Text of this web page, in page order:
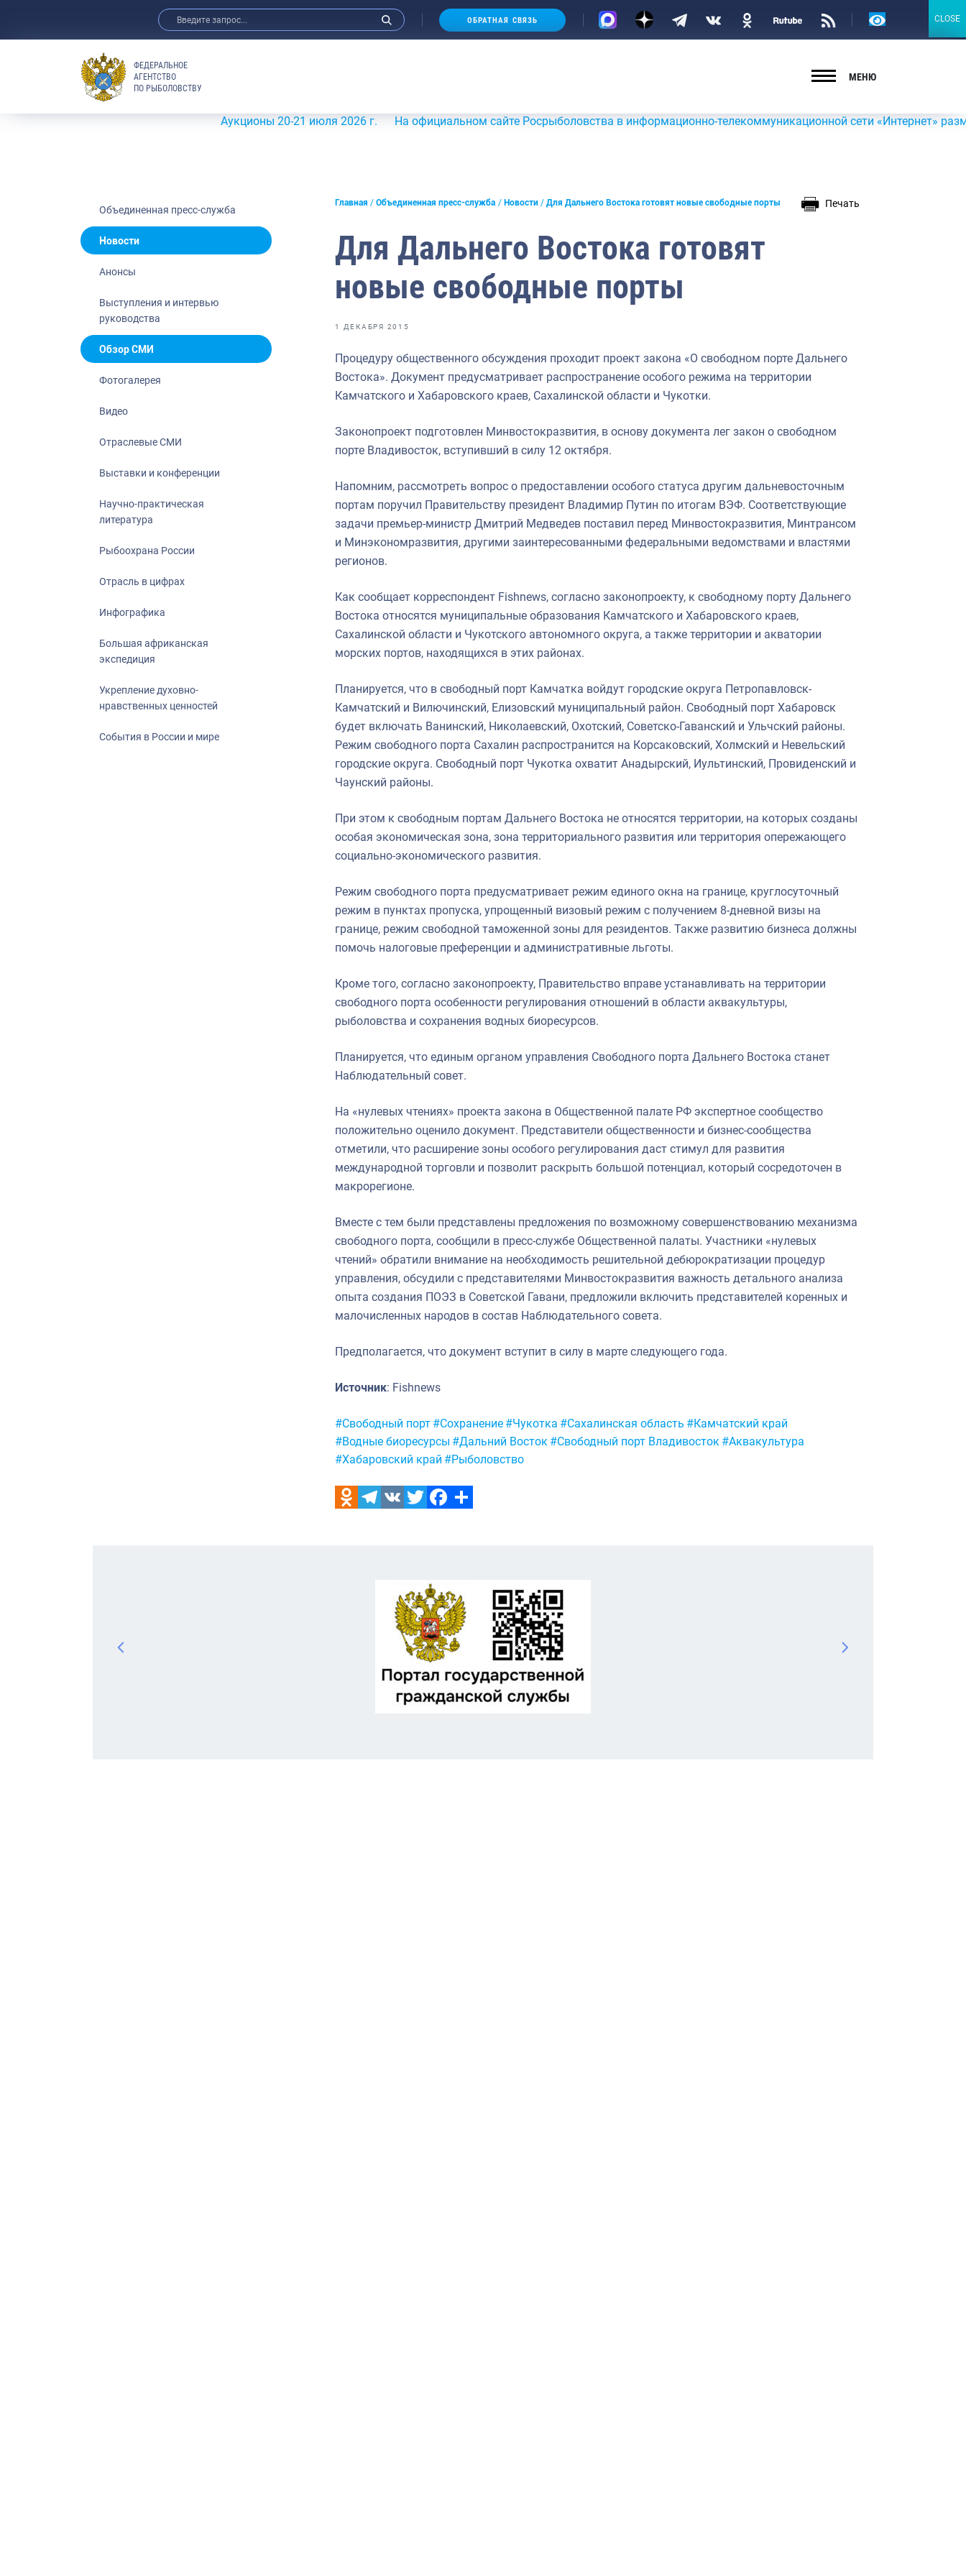
Анонсы
Отраслевые СМИ
Выставки и конференции
Рыбоохрана России
Отрасль в цифрах
Инфографика
Укрепление духовно-нравственных
События в России и мире
ОБРАТНАЯ СВЯЗЬ
Версия
ФЕДЕРАЛЬНОЕ
АГЕНТСТВО
ПО РЫБОЛОВСТВУ
МЕНЮ
Аукционы 20-21 июля 2026 г. На официальном сайте Росрыболовства в информационно-телекоммуникационной сети «Интернет» размещена
Объединенная пресс-служба
Новости
Анонсы
Выступления и интервью
руководства
Обзор СМИ
Фотогалерея
Видео
Отраслевые СМИ
Выставки и конференции
Научно-практическая
литература
Рыбоохрана России
Отрасль в цифрах
Инфографика
Большая африканская
экспедиция
Укрепление духовно-
нравственных ценностей
События в России и мире
Главная Объединенная пресс-служба Новости Для Дальнего Востока готовят новые свободные порты Печать
Для Дальнего Востока готовят
новые свободные порты
1 ДЕКАБРЯ 2015
Процедуру общественного обсуждения проходит проект закона «О свободном порте Дальнего
Востока». Документ предусматривает распространение особого режима на территории
Камчатского и Хабаровского краев, Сахалинской области и Чукотки.
Законопроект подготовлен Минвостокразвития, в основу документа лег закон о свободном
порте Владивосток, вступивший в силу 12 октября.
Напомним, рассмотреть вопрос о предоставлении особого статуса другим дальневосточным
портам поручил Правительству президент Владимир Путин по итогам ВЭФ. Соответствующие
задачи премьер-министр Дмитрий Медведев поставил перед Минвостокразвития, Минтрансом
и Минэкономразвития, другими заинтересованными федеральными ведомствами и властями
регионов.
Как сообщает корреспондент Fishnews, согласно законопроекту, к свободному порту Дальнего
Востока относятся муниципальные образования Камчатского и Хабаровского краев,
Сахалинской области и Чукотского автономного округа, а также территории и акватории
морских портов, находящихся в этих районах.
Планируется, что в свободный порт Камчатка войдут городские округа Петропавловск-
Камчатский и Вилючинский, Елизовский муниципальный район. Свободный порт Хабаровск
будет включать Ванинский, Николаевский, Охотский, Советско-Гаванский и Ульчский районы.
Режим свободного порта Сахалин распространится на Корсаковский, Холмский и Невельский
городские округа. Свободный порт Чукотка охватит Анадырский, Иультинский, Провиденский и
Чаунский районы.
При этом к свободным портам Дальнего Востока не относятся территории, на которых созданы
особая экономическая зона, зона территориального развития или территория опережающего
социально-экономического развития.
Режим свободного порта предусматривает режим единого окна на границе, круглосуточный
режим в пунктах пропуска, упрощенный визовый режим с получением 8-дневной визы на
границе, режим свободной таможенной зоны для резидентов. Также развитию бизнеса должны
помочь налоговые преференции и административные льготы.
Кроме того, согласно законопроекту, Правительство вправе устанавливать на территории
свободного порта особенности регулирования отношений в области аквакультуры,
рыболовства и сохранения водных биоресурсов.
Планируется, что единым органом управления Свободного порта Дальнего Востока станет
Наблюдательный совет.
На «нулевых чтениях» проекта закона в Общественной палате РФ экспертное сообщество
положительно оценило документ. Представители общественности и бизнес-сообщества
отметили, что расширение зоны особого регулирования даст стимул для развития
международной торговли и позволит раскрыть большой потенциал, который сосредоточен в
макрорегионе.
Вместе с тем были представлены предложения по возможному совершенствованию механизма
свободного порта, сообщили в пресс-службе Общественной палаты. Участники «нулевых
чтений» обратили внимание на необходимость решительной дебюрократизации процедур
управления, обсудили с представителями Минвостокразвития важность детального анализа
опыта создания ПОЭЗ в Советской Гавани, предложили включить представителей коренных и
малочисленных народов в состав Наблюдательного совета.
Предполагается, что документ вступит в силу в марте следующего года.
Источник: Fishnews
Метки:
#Свободный порт #Сохранение #Чукотка #Сахалинская область #Камчатский край
#Водные биоресурсы #Дальний Восток #Свободный порт Владивосток #Аквакультура
#Хабаровский край #Рыболовство
CLOSE
CLOSE